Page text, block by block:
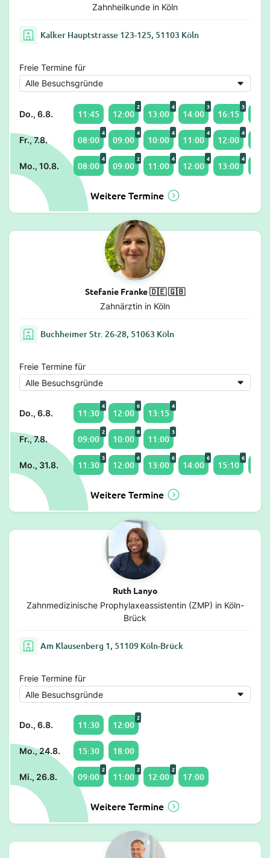
Zahnheilkunde in Köln
Kalker Hauptstrasse 123-125, 51103 Köln
Freie Termine für
Do., 6.8. 11:45 12:00
2
13:00
4
14:00
3
16:15
3
Fr., 7.8. 08:00
4
09:00
4
10:00
4
11:00
4
12:00
4
Mo., 10.8. 08:00
4
09:00
2
11:00
4
12:00
4
13:00
4
Weitere Termine
Stefanie Franke 🇩🇪 🇬🇧
Zahnärztin in Köln
Buchheimer Str. 26-28, 51063 Köln
Freie Termine für
Do., 6.8. 11:30
4
12:00
6
13:15
4
Fr., 7.8. 09:00
2
10:00
8
11:00
3
Mo., 31.8. 11:30
3
12:00
6
13:00
6
14:00
6
15:10
6
Weitere Termine
Ruth Lanyo
Zahnmedizinische Prophylaxeassistentin (ZMP) in Köln-
Brück
Am Klausenberg 1, 51109 Köln-Brück
Freie Termine für
Do., 6.8. 11:30 12:00
2
Mo., 24.8. 15:30 18:00
Mi., 26.8. 09:00
2
11:00
2
12:00
2
17:00
Weitere Termine